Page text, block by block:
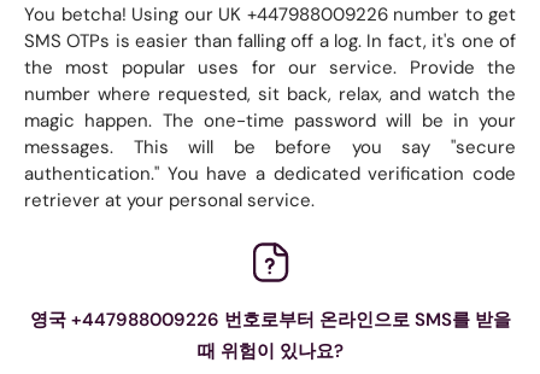
You betcha! Using our UK +447988009226 number to get
SMS OTPs is easier than falling off a log. In fact, it's one of
the most popular uses for our service. Provide the
number where requested, sit back, relax, and watch the
magic happen. The one-time password will be in your
messages. This will be before you say "secure
authentication." You have a dedicated verification code
retriever at your personal service.
영국 +447988009226 번호로부터 온라인으로 SMS를 받을
때 위험이 있나요?